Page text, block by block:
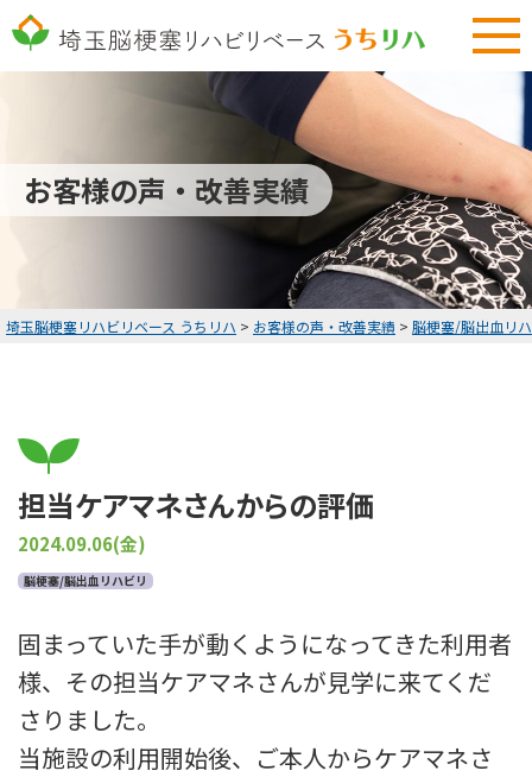
048-577-3794
無料リハビリ体験
HOME
お客様の声・改善実績
リハビリコラム
お知らせ
プライバシーポリシー
お客様の声・改善実績
埼玉脳梗塞リハビリベース うちリハ > お客様の声・改善実績 > 脳梗塞/脳出血リ
担当ケアマネさんからの評価
2024.09.06(金)
脳梗塞/脳出血リハビリ
固まっていた手が動くようになってきた利用者
様、その担当ケアマネさんが見学に来てくだ
さりました。
当施設の利用開始後、ご本人からケアマネさ